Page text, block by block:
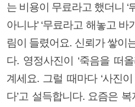
는 비용이 무료라고 했더니
아니냐’ ‘무료라고 해놓고
림이 들렸어요. 신뢰가 쌓이
다. 영정사진이 ‘죽음을 떠
계세요. 그럴 때마다 ‘사진
다’고 설득합니다. 요즘은